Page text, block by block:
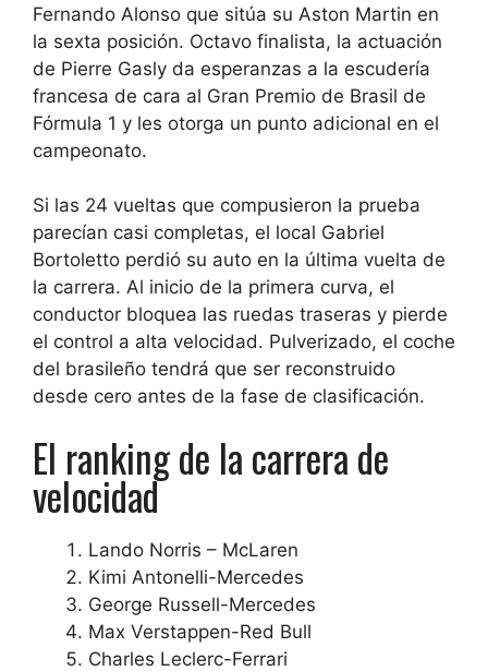
Fernando Alonso que sitúa su Aston Martin en
la sexta posición. Octavo finalista, la actuación
de Pierre Gasly da esperanzas a la escudería
francesa de cara al Gran Premio de Brasil de
Fórmula 1 y les otorga un punto adicional en el
campeonato.
Si las 24 vueltas que compusieron la prueba
parecían casi completas, el local Gabriel
Bortoletto perdió su auto en la última vuelta de
la carrera. Al inicio de la primera curva, el
conductor bloquea las ruedas traseras y pierde
el control a alta velocidad. Pulverizado, el coche
del brasileño tendrá que ser reconstruido
desde cero antes de la fase de clasificación.
El ranking de la carrera de
velocidad
Lando Norris – McLaren
Kimi Antonelli-Mercedes
George Russell-Mercedes
Max Verstappen-Red Bull
Charles Leclerc-Ferrari